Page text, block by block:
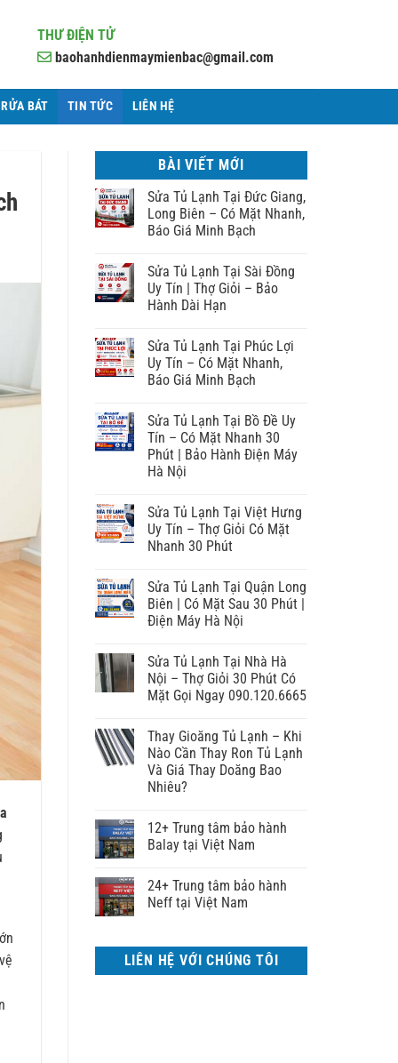
THƯ ĐIỆN TỬ
baohanhdienmaymienbac@gmail.com
BÁT TIN TỨC LIÊN HỆ
BÀI VIẾT MỚI
Sửa Tủ Lạnh Tại Đức Giang,
Long Biên – Có Mặt Nhanh,
Báo Giá Minh Bạch
Sửa Tủ Lạnh Tại Sài Đồng
Uy Tín | Thợ Giỏi – Bảo
Hành Dài Hạn
Sửa Tủ Lạnh Tại Phúc Lợi
Uy Tín – Có Mặt Nhanh,
Báo Giá Minh Bạch
Sửa Tủ Lạnh Tại Bồ Đề Uy
Tín – Có Mặt Nhanh 30
Phút | Bảo Hành Điện Máy
Hà Nội
Sửa Tủ Lạnh Tại Việt Hưng
Uy Tín – Thợ Giỏi Có Mặt
Nhanh 30 Phút
Sửa Tủ Lạnh Tại Quận Long
Biên | Có Mặt Sau 30 Phút |
Điện Máy Hà Nội
Sửa Tủ Lạnh Tại Nhà Hà
Nội – Thợ Giỏi 30 Phút Có
Mặt Gọi Ngay 090.120.6665
Thay Gioăng Tủ Lạnh – Khi
Nào Cần Thay Ron Tủ Lạnh
Và Giá Thay Doăng Bao
Nhiêu?
12+ Trung tâm bảo hành
Balay tại Việt Nam
24+ Trung tâm bảo hành
Neff tại Việt Nam
LIÊN HỆ VỚI CHÚNG TÔI